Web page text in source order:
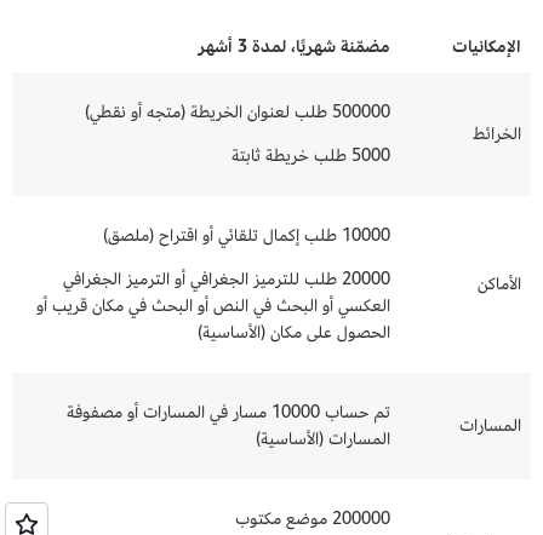
الإمكانيات مضمّنة شهريًا، لمدة 3 أشهر
الخرائط
500000 طلب لعنوان الخريطة (متجه أو نقطي)
5000 طلب خريطة ثابتة
الأماكن
10000 طلب إكمال تلقائي أو اقتراح (ملصق)
20000 طلب للترميز الجغرافي أو الترميز الجغرافي
العكسي أو البحث في النص أو البحث في مكان قريب أو
الحصول على مكان (الأساسية)
المسارات
تم حساب 10000 مسار في المسارات أو مصفوفة
المسارات (الأساسية)
200000 موضع مكتوب